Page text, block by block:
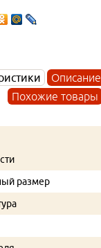
Описание
Похожие товары
размер